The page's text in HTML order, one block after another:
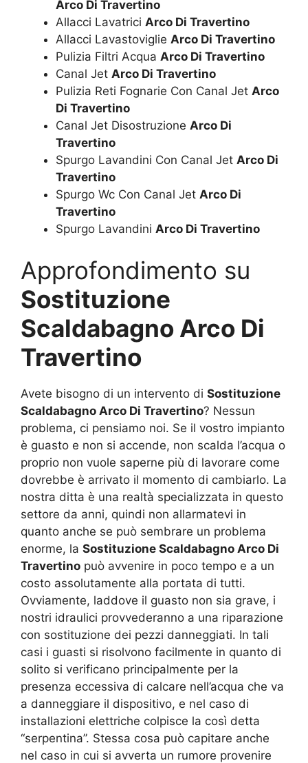
Arco Di Travertino
Allacci Lavatrici Arco Di Travertino
Allacci Lavastoviglie Arco Di Travertino
Pulizia Filtri Acqua Arco Di Travertino
Canal Jet Arco Di Travertino
Pulizia Reti Fognarie Con Canal Jet Arco
Di Travertino
Canal Jet Disostruzione Arco Di
Travertino
Spurgo Lavandini Con Canal Jet Arco Di
Travertino
Spurgo Wc Con Canal Jet Arco Di
Travertino
Spurgo Lavandini Arco Di Travertino
Approfondimento su
Sostituzione
Scaldabagno Arco Di
Travertino
Avete bisogno di un intervento di Sostituzione
Scaldabagno Arco Di Travertino? Nessun
problema, ci pensiamo noi. Se il vostro impianto
è guasto e non si accende, non scalda l’acqua o
proprio non vuole saperne più di lavorare come
dovrebbe è arrivato il momento di cambiarlo. La
nostra ditta è una realtà specializzata in questo
settore da anni, quindi non allarmatevi in
quanto anche se può sembrare un problema
enorme, la Sostituzione Scaldabagno Arco Di
Travertino può avvenire in poco tempo e a un
costo assolutamente alla portata di tutti.
Ovviamente, laddove il guasto non sia grave, i
nostri idraulici provvederanno a una riparazione
con sostituzione dei pezzi danneggiati. In tali
casi i guasti si risolvono facilmente in quanto di
solito si verificano principalmente per la
presenza eccessiva di calcare nell’acqua che va
a danneggiare il dispositivo, e nel caso di
installazioni elettriche colpisce la così detta
“serpentina”. Stessa cosa può capitare anche
nel caso in cui si avverta un rumore provenire